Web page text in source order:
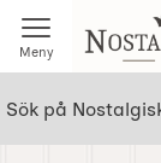
Meny